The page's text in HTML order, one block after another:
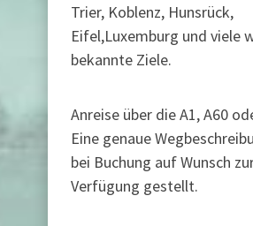
Trier, Koblenz, Hunsrück,
Eifel,Luxemburg und viele
bekannte Ziele.
Anreise über die A1, A60
Eine genaue
bei Buchung auf Wunsch
Verfügung gestellt.